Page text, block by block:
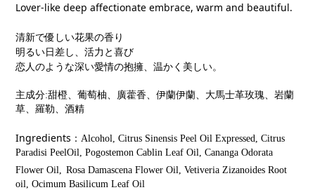
Lover-like deep affectionate embrace, warm and beautiful.
清新で優しい花果の香り
明るい日差し、活力と喜び
恋人のような深い愛情の抱擁、温かく美しい。
主成分:甜橙、葡萄柚、廣藿香、伊蘭伊蘭、大馬士革玫瑰、岩蘭
草、羅勒、酒精
Ingredients ： Alcohol, Citrus Sinensis Peel Oil Expressed, Citrus
Paradisi PeelOil, Pogostemon Cablin Leaf Oil, Cananga Odorata
Flower Oil, Rosa Damascena Flower Oil, Vetiveria Zizanoides Root
oil, Ocimum Basilicum Leaf Oil